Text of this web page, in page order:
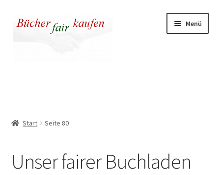
Zur
Navigation
Zum
Inhalt
Menü
Warenkorb
Warum fair kaufen
Start Seite 80
Unser fairer Buchladen